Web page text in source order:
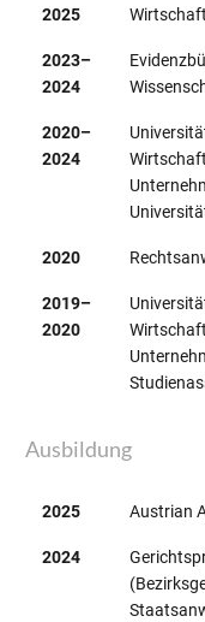
2025
2023–
2024
2020–
2024
2020
2019–
2020
Ausbildung
2025 Austrian
2024